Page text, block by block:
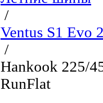
/
Ventus S1 Evo
/
Hankook 225/
RunFlat